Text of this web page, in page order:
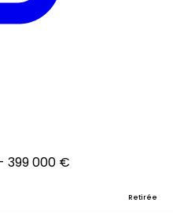
399 000 €
Retirée